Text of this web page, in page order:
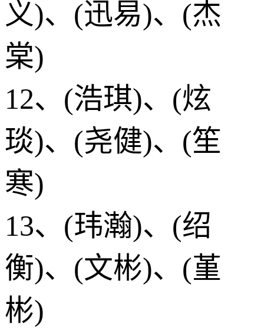
义)、(迅易)、(杰
棠)
12、(浩琪)、(炫
琰)、(尧健)、(笙
寒)
13、(玮瀚)、(绍
衡)、(文彬)、(堇
彬)